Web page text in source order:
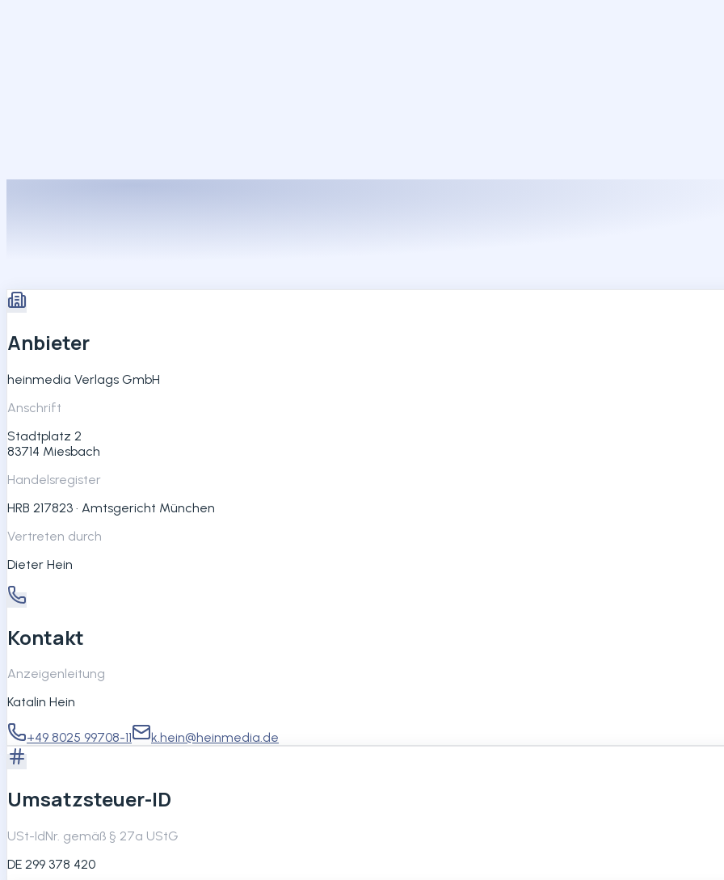
Anbieter
heinmedia Verlags GmbH
Anschrift
Stadtplatz 2
83714 Miesbach
Handelsregister
HRB 217823 · Amtsgericht München
Vertreten durch
Dieter Hein
Kontakt
Anzeigenleitung
Katalin Hein
+49 8025 99708-11 k.hein@heinmedia.de
Umsatzsteuer-ID
USt-IdNr. gemäß § 27a UStG
DE 299 378 420